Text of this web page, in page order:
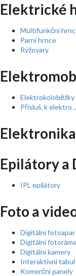
Elektrické
Multifunkční
Parní hrnce
Rýžovary
Elektrokoloběžky
Přísluš. k elektro
Elektronika
Epilátory a
IPL epilátory
Foto a
Digitální fotoapar
Digitální
Digitální kamery
Interaktivní tabul
Komerční panely